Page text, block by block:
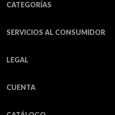
CATEGORÍAS
SERVICIOS AL CONSUMIDOR
LEGAL
CUENTA